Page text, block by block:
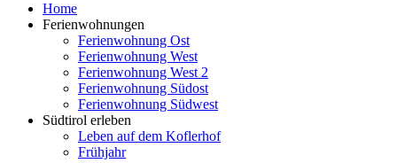
Home
Ferienwohnungen
Ferienwohnung Ost
Ferienwohnung West
Ferienwohnung West 2
Ferienwohnung Südost
Ferienwohnung Südwest
Südtirol erleben
Leben auf dem Koflerhof
Frühjahr